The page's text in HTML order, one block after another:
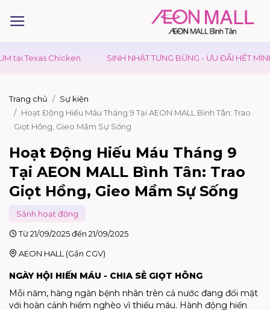
Chicken. SINH NHẬT TƯNG BỪNG - ƯU ĐÃI HẾT MÌNH
Trang chủ
Sự kiện
Hoạt Động Hiếu Máu Tháng 9 Tại AEON MALL Bình Tân: Trao
Giọt Hồng, Gieo Mầm Sự Sống
Hoạt Động Hiếu Máu Tháng 9
Tại AEON MALL Bình Tân: Trao
Giọt Hồng, Gieo Mầm Sự Sống
Sảnh hoạt động
Từ 21/09/2025 đến 21/09/2025
AEON HALL (Gần CGV)
NGÀY HỘI HIẾN MÁU - CHIA SẺ GIỌT HÔNG
Mỗi năm, hàng ngàn bệnh nhân trên cả nước đang đối mặt
với hoàn cảnh hiểm nghèo vì thiếu máu. Hành động hiến